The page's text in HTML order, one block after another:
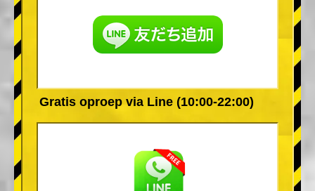
Gratis oproep via Line (10:00-22:00)